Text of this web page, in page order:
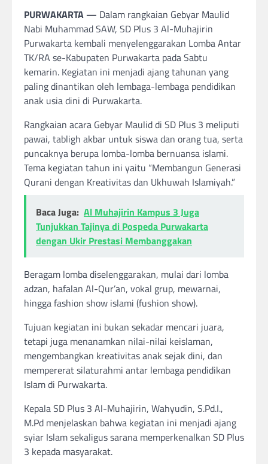
PURWAKARTA — Dalam rangkaian Gebyar Maulid
Nabi Muhammad SAW, SD Plus 3 Al-Muhajirin
Purwakarta kembali menyelenggarakan Lomba Antar
TK/RA se-Kabupaten Purwakarta pada Sabtu
kemarin. Kegiatan ini menjadi ajang tahunan yang
paling dinantikan oleh lembaga-lembaga pendidikan
anak usia dini di Purwakarta.
Rangkaian acara Gebyar Maulid di SD Plus 3 meliputi
pawai, tabligh akbar untuk siswa dan orang tua, serta
puncaknya berupa lomba-lomba bernuansa islami.
Tema kegiatan tahun ini yaitu “Membangun Generasi
Qurani dengan Kreativitas dan Ukhuwah Islamiyah.”
Baca Juga: Al Muhajirin Kampus 3 Juga
Tunjukkan Tajinya di Pospeda Purwakarta
dengan Ukir Prestasi Membanggakan
Beragam lomba diselenggarakan, mulai dari lomba
adzan, hafalan Al-Qur’an, vokal grup, mewarnai,
hingga fashion show islami (fushion show).
Tujuan kegiatan ini bukan sekadar mencari juara,
tetapi juga menanamkan nilai-nilai keislaman,
mengembangkan kreativitas anak sejak dini, dan
mempererat silaturahmi antar lembaga pendidikan
Islam di Purwakarta.
Kepala SD Plus 3 Al-Muhajirin, Wahyudin, S.Pd.I.,
M.Pd menjelaskan bahwa kegiatan ini menjadi ajang
syiar Islam sekaligus sarana memperkenalkan SD Plus
3 kepada masyarakat.